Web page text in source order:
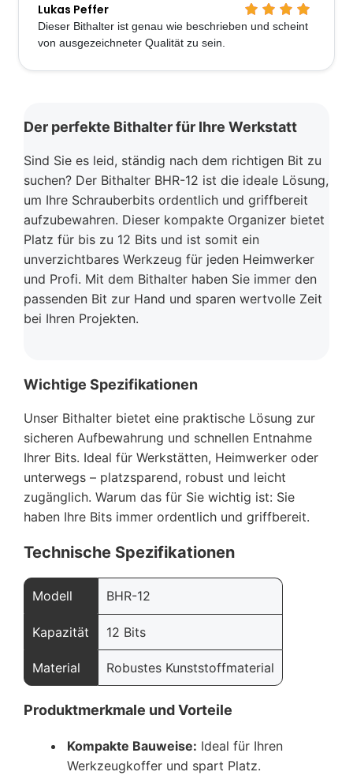
Lukas Peffer
Dieser Bithalter ist genau wie beschrieben und scheint
von ausgezeichneter Qualität zu sein.
Der perfekte Bithalter für Ihre Werkstatt
Sind Sie es leid, ständig nach dem richtigen Bit zu
suchen? Der Bithalter BHR-12 ist die ideale Lösung,
um Ihre Schrauberbits ordentlich und griffbereit
aufzubewahren. Dieser kompakte Organizer bietet
Platz für bis zu 12 Bits und ist somit ein
unverzichtbares Werkzeug für jeden Heimwerker
und Profi. Mit dem Bithalter haben Sie immer den
passenden Bit zur Hand und sparen wertvolle Zeit
bei Ihren Projekten.
Wichtige Spezifikationen
Unser Bithalter bietet eine praktische Lösung zur
sicheren Aufbewahrung und schnellen Entnahme
Ihrer Bits. Ideal für Werkstätten, Heimwerker oder
unterwegs – platzsparend, robust und leicht
zugänglich. Warum das für Sie wichtig ist: Sie
haben Ihre Bits immer ordentlich und griffbereit.
Technische Spezifikationen
Modell BHR-12
Kapazität 12 Bits
Material Robustes Kunststoffmaterial
Produktmerkmale und Vorteile
Kompakte Bauweise: Ideal für Ihren
Werkzeugkoffer und spart Platz.